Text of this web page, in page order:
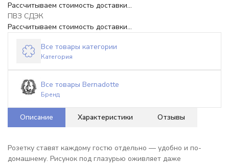
Рассчитываем стоимость доставки...
ПВЗ СДЭК
Рассчитываем стоимость доставки...
Все товары категории
Категория
Все товары Bernadotte
Бренд
Описание Характеристики Отзывы
Розетку ставят каждому гостю отдельно — удобно и по-
домашнему. Рисунок под глазурью оживляет даже